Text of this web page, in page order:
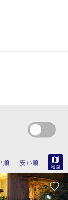
京・山崎）
順 安い順